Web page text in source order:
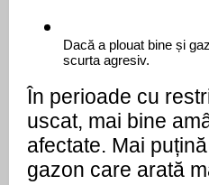
Dacă a plouat bine și
scurta agresiv.
În perioade cu
uscat, mai bine
afectate. Mai
gazon care arată